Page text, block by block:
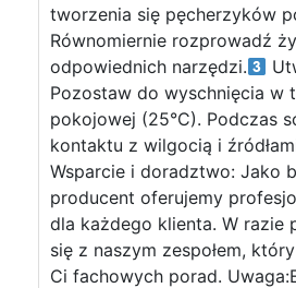
tworzenia się pęcherzyków
Równomiernie rozprowadź
odpowiednich narzędzi.
Pozostaw do wyschnięcia w
pokojowej (25°C). Podczas
kontaktu z wilgocią i
Wsparcie i doradztwo: Jako
producent oferujemy
dla każdego klienta. W razie
się z naszym zespołem,
Ci fachowych porad.